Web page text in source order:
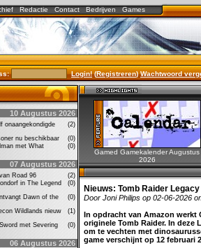
Redactie Contact Bedrijven Games
Login!(Registreren)Wachtwoord
10 Augustus 2026
onaangekondigde
(2)
nu beschikbaar
(0)
met What
(0)
07 Augustus 2026
Road 96
(2)
in The Legend
(0)
Dawn of the
(0)
Wildlands nieuw
(1)
met Severing
(0)
06 Augustus 2026
Gamed Gamekalender Augustus
2026
Nieuws: Tomb Raider
Door Joni Philips op 02-06-2026
In opdracht van Amazon werkt
originele Tomb Raider. In deze
om te vechten met
game verschijnt op 12 februari